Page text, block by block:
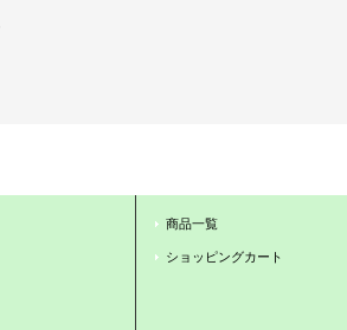
商品一覧
ショッピングカート